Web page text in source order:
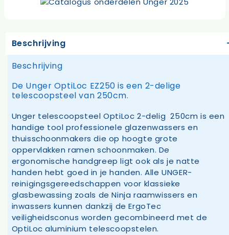
Beschrijving
Beschrijving
De Unger OptiLoc EZ250 is een 2-delige
telescoopsteel van 250cm.
Unger telescoopsteel OptiLoc 2-delig 250cm is een
handige tool professionele glazenwassers en
thuisschoonmakers die op hoogte grote
oppervlakken ramen schoonmaken. De
ergonomische handgreep ligt ook als je natte
handen hebt goed in je handen. Alle UNGER-
reinigingsgereedschappen voor klassieke
glasbewassing zoals de Ninja raamwissers en
inwassers kunnen dankzij de ErgoTec
veiligheidsconus worden gecombineerd met de
OptiLoc aluminium telescoopstelen.